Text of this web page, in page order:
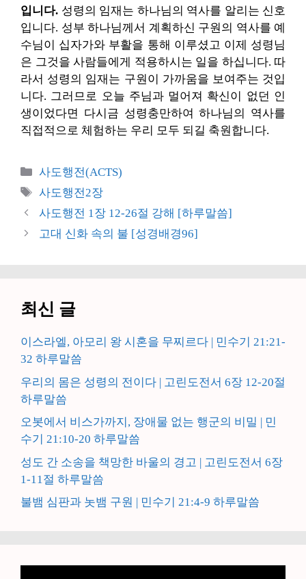
입니다. 성령의 임재는 하나님의 역사를 알리는 신호
입니다. 성부 하나님께서 계획하신 구원의 역사를 예
수님이 십자가와 부활을 통해 이루셨고 이제 성령님
은 그것을 사람들에게 적용하시는 일을 하십니다. 따
라서 성령의 임재는 구원이 가까움을 보여주는 것입
니다. 그러므로 오늘 주님과 멀어져 확신이 없던 인
생이었다면 다시금 성령충만하여 하나님의 역사를
직접적으로 체험하는 우리 모두 되길 축원합니다.
카
테
리
사도행전(ACTS)
태
그
사도행전2장
사도행전 1장 12-26절 강해 [하루말씀]
고대 신화 속의 불 [성경배경96]
최신 글
이스라엘, 아모리 왕 시혼을 무찌르다 | 민수기 21:21-
32 하루말씀
우리의 몸은 성령의 전이다 | 고린도전서 6장 12-20절
하루말씀
오봇에서 비스가까지, 장애물 없는 행군의 비밀 | 민
수기 21:10-20 하루말씀
성도 간 소송을 책망한 바울의 경고 | 고린도전서 6장
1-11절 하루말씀
불뱀 심판과 놋뱀 구원 | 민수기 21:4-9 하루말씀